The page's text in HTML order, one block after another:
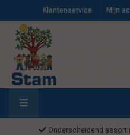
Klantenservice Mijn
Onderscheidend